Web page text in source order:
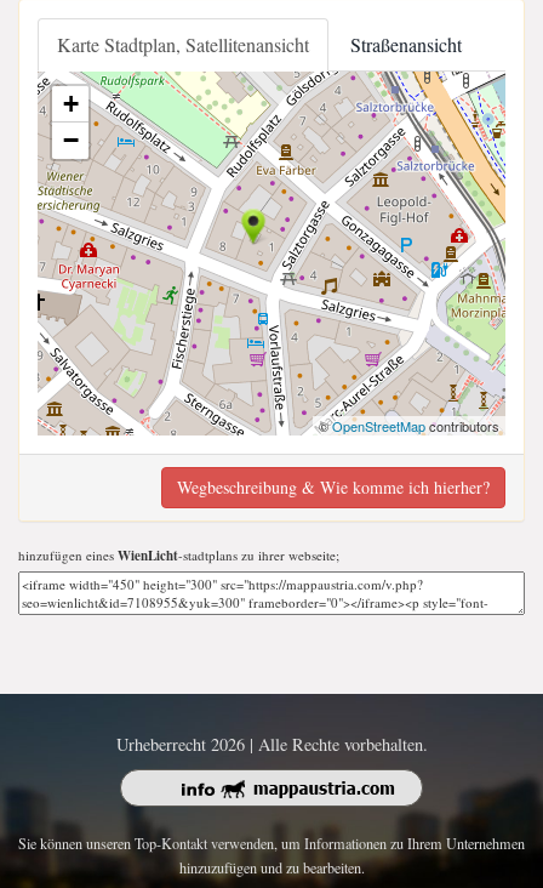
Karte Stadtplan, Satellitenansicht Straßenansicht
+
−
©OpenStreetMapcontributors
Wegbeschreibung & Wie komme ich hierher?
hinzufügen eines WienLicht-stadtplans zu ihrer webseite;
Urheberrecht 2026 | Alle Rechte vorbehalten.
Sie können unseren Top-Kontakt verwenden, um Informationen zu Ihrem Unternehmen
hinzuzufügen und zu bearbeiten.